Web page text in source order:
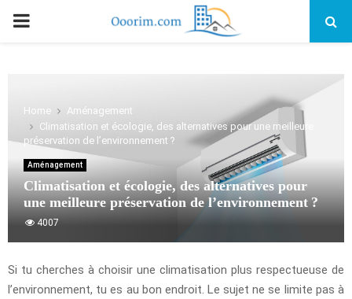
PRIMARY
Home
Aménagement
Climatisation et écologie, des alternatives pour une meilleure
préservation de l’environnement ?
Aménagement
Climatisation et écologie, des alternatives pour
une meilleure préservation de l’environnement ?
4007
Si tu cherches à choisir une climatisation plus respectueuse de
l’environnement, tu es au bon endroit. Le sujet ne se limite pas à